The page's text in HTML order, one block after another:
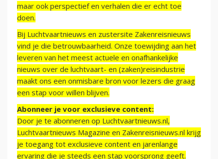
maar ook perspectief en verhalen die er echt toe
doen.
Bij Luchtvaartnieuws en zustersite Zakenreisnieuws
vind je die betrouwbaarheid. Onze toewijding aan het
leveren van het meest actuele en onafhankelijke
nieuws over de luchtvaart- en (zaken)reisindustrie
maakt ons een onmisbare bron voor lezers die graag
een stap voor willen blijven.
Abonneer je voor exclusieve content:
Door je te abonneren op Luchtvaartnieuws.nl,
Luchtvaartnieuws Magazine en Zakenreisnieuws.nl krijg
je toegang tot exclusieve content en jarenlange
ervaring die je steeds een stap voorsprong geeft.